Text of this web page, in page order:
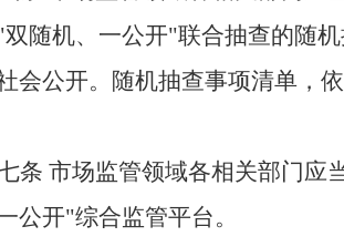
随机、一公开"联合抽查的随
会公开。随机抽查事项清单，
条 市场监管领域各相关部门应
公开"综合监管平台。